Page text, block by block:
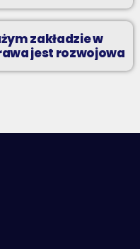
zakładzie w
jest rozwojowa